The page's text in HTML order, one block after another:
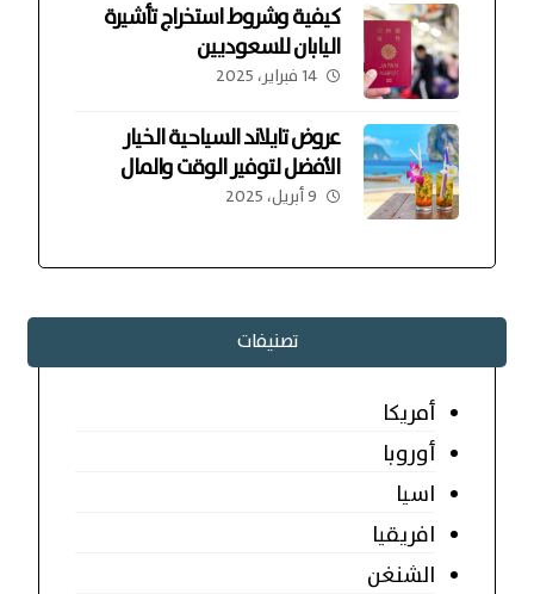
كيفية وشروط استخراج تأشيرة
اليابان للسعوديين
14 فبراير، 2025
عروض تايلاند السياحية الخيار
الأفضل لتوفير الوقت والمال
9 أبريل، 2025
تصنيفات
أمريكا
أوروبا
اسيا
افريقيا
الشنغن